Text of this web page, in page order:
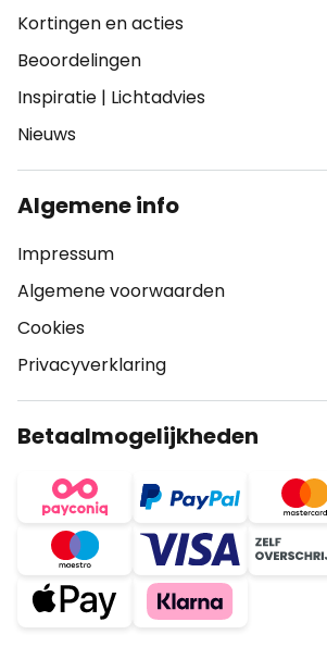
Kortingen en acties
Beoordelingen
Inspiratie | Lichtadvies
Nieuws
Algemene info
Impressum
Algemene voorwaarden
Cookies
Privacyverklaring
Betaalmogelijkheden